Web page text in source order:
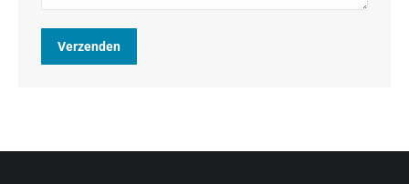
Verzenden